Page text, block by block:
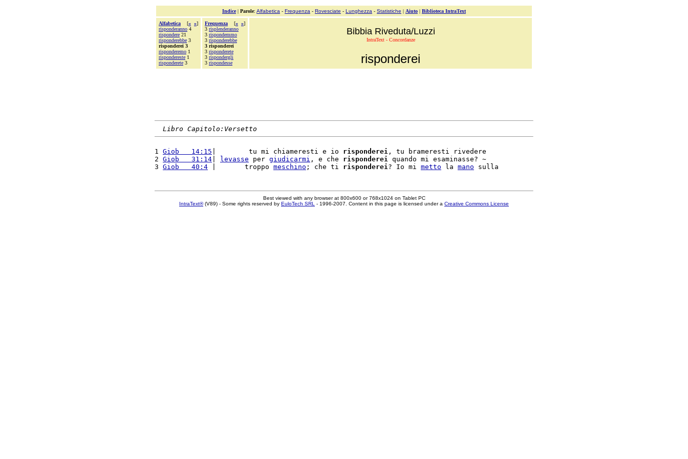
Indice| Parole: Alfabetica - Frequenza - Rovesciate - Lunghezza - Statistiche | Aiuto | Biblioteca IntraText
Alfabetica [« »]
risponderanno 4
rispondere 21
risponderebbe 3
risponderei 3
risponderemo 1
rispondereste 1
risponderete 3
Frequenza [« »]
3 risplenderanno
3 rispondemmo
3 risponderebbe
3 risponderei
3 risponderete
3 rispondergli
3 rispondesse
Bibbia Riveduta/Luzzi
IntraText - Concordanze
risponderei
Libro Capitolo:Versetto
1 Giob   14:15 |        tu mi chiameresti e io risponderei , tu brameresti rivedere
2 Giob   31:14 levasse per giudicarmi , e che risponderei quando mi esaminasse? ~
3 Giob   40:4 |       troppo meschino ; che ti risponderei? Io mi metto la mano
Best viewed with any browser at 800x600 or 768x1024 on Tablet PC
IntraText®(V89) - Some rights reserved by EuloTech SRL - 1996-2007. Content in this page is licensed under a Creative Commons License